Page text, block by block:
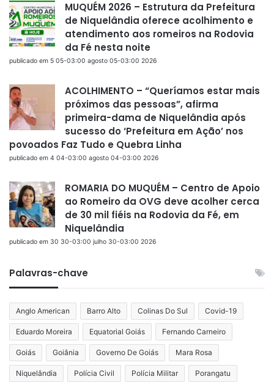
MUQUÉM 2026 – Estrutura da Prefeitura
de Niquelândia oferece acolhimento e
atendimento aos romeiros na Rodovia
da Fé nesta noite
publicado em 5 05-03:00 agosto 05-03:00 2026
ACOLHIMENTO – “Queríamos estar mais
próximos das pessoas”, afirma
primeira-dama de Niquelândia após
sucesso do ‘Prefeitura em Ação’ nos
povoados Faz Tudo e Quebra Linha
publicado em 4 04-03:00 agosto 04-03:00 2026
ROMARIA DO MUQUÉM – Centro de Apoio
ao Romeiro da OVG deve acolher cerca
de 30 mil fiéis na Rodovia da Fé, em
Niquelândia
publicado em 30 30-03:00 julho 30-03:00 2026
Palavras-chave
Anglo American Barro Alto Colinas Do Sul Covid-19
Eduardo Moreira Equatorial Goiás Fernando Carneiro
Goiás Goiânia Governo De Goiás Mara Rosa
Niquelândia Polícia Civil Polícia Militar Porangatu